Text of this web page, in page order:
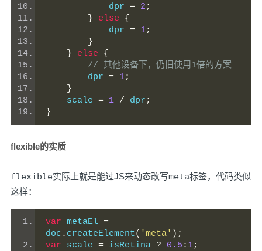
            dpr
= 2 ;
}
else
{
            dpr
= 1;
}
}
else
{
// 其他设备下，仍旧使用1倍的方案
        dpr
= 1;
}
    scale
= 1 / dpr ;
}
flexible的实质
flexible实际上就是能过JS来动态改写meta标签，代码类似
这样：
var metaEl =
doc . createElement( 'meta' );
var scale = isRetina ? 0.5 : 1;